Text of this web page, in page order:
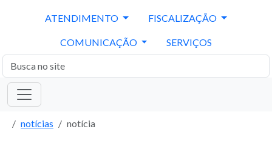
ATENDIMENTO FISCALIZAÇÃO
COMUNICAÇÃO SERVIÇOS
notícias notícia